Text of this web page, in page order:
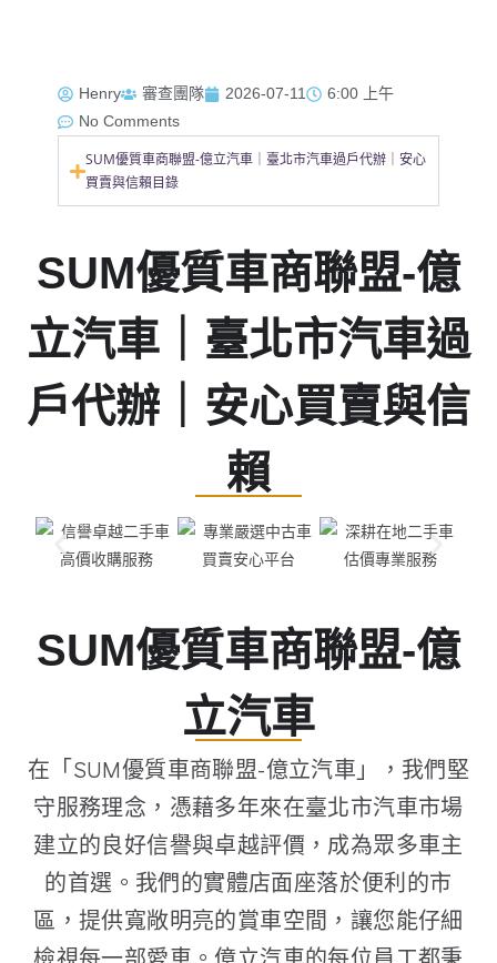
Henry 審查團隊 2026-07-11
6:00 上午
No Comments
SUM優質車商聯盟-億立汽車｜臺北市汽車過戶代辦｜安心
買賣與信賴目錄
SUM優質車商聯盟-億
立汽車｜臺北市汽車過
戶代辦｜安心買賣與信
賴
SUM優質車商聯盟-億
立汽車
在「SUM優質車商聯盟-億立汽車」，我們堅
守服務理念，憑藉多年來在臺北市汽車市場
建立的良好信譽與卓越評價，成為眾多車主
的首選。我們的實體店面座落於便利的市
區，提供寬敞明亮的賞車空間，讓您能仔細